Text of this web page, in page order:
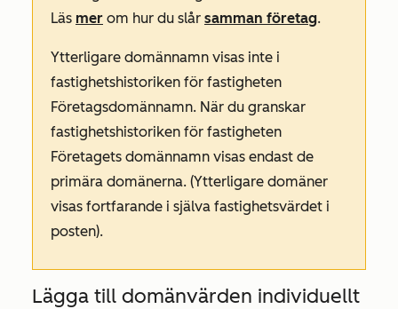
Läs mer om hur du slår samman företag.
Ytterligare domännamn visas inte i
fastighetshistoriken för fastigheten
Företagsdomännamn. När du granskar
fastighetshistoriken för fastigheten
Företagets domännamn visas endast de
primära domänerna. (Ytterligare domäner
visas fortfarande i själva fastighetsvärdet i
posten).
Lägga till domänvärden individuellt